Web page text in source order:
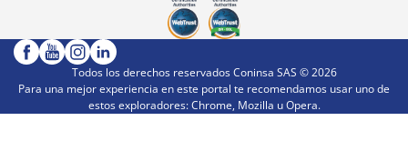
Todos los derechos reservados Coninsa SAS ©2026
Para una mejor experiencia en este portal te recomendamos usar uno de
estos exploradores: Chrome, Mozilla u Opera.